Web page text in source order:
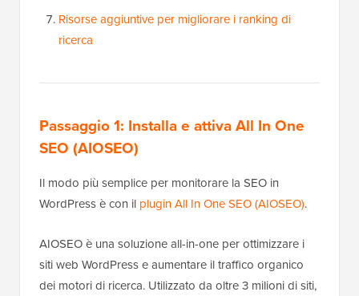
Risorse aggiuntive per migliorare i ranking di
ricerca
Passaggio 1: Installa e attiva All In One
SEO (AIOSEO)
Il modo più semplice per monitorare la SEO in
WordPress è con il plugin All In One SEO (AIOSEO).
AIOSEO è una soluzione all-in-one per ottimizzare i
siti web WordPress e aumentare il traffico organico
dei motori di ricerca. Utilizzato da oltre 3 milioni di siti,